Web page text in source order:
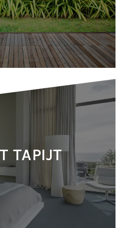
INFORMATIE
TAPIJT